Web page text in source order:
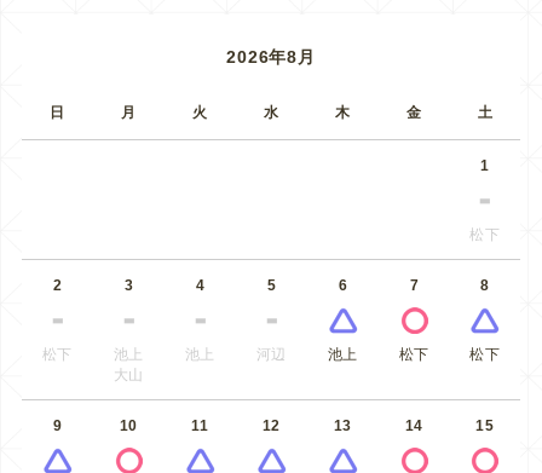
2026年8月
日 月 火 水 木 金 土
1
松下
2
松下
3
池上
大山
4
池上
5
河辺
6
池上
7
松下
8
松下
9 10 11 12 13 14 15